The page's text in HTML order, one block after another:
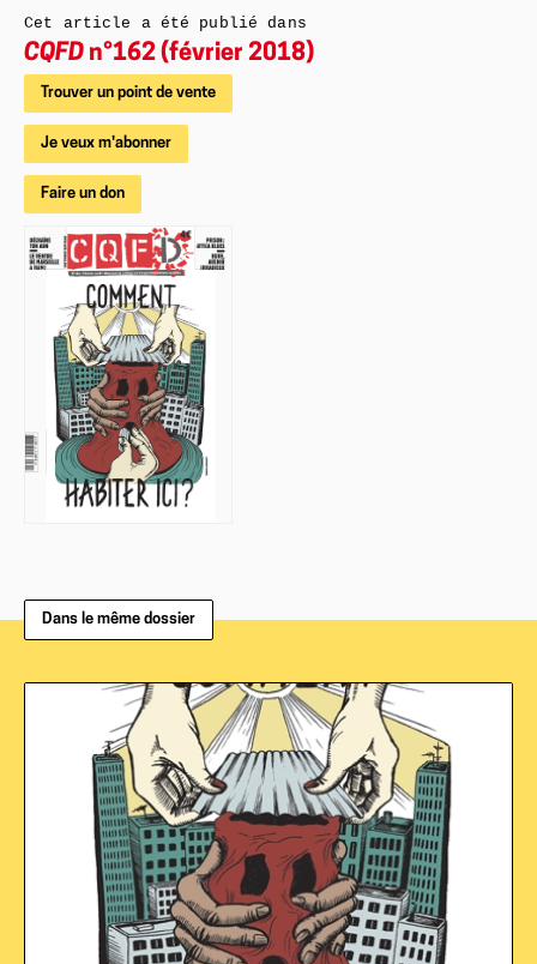
Cet article a été publié dans
CQFD n°162 (février 2018)
Trouver un point de vente
Je veux m'abonner
Faire un don
Dans le même dossier